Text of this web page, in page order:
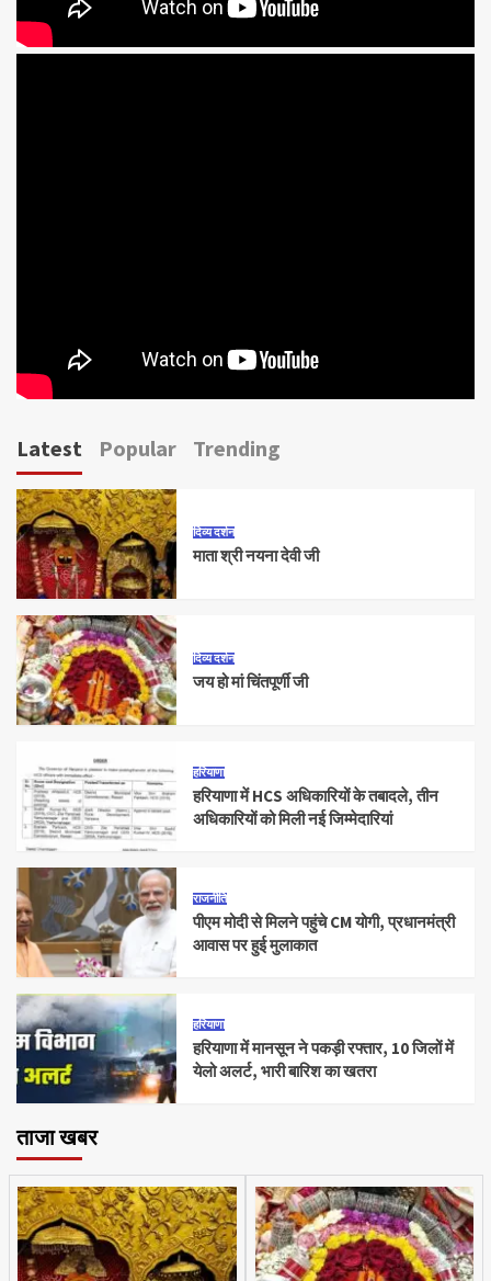
Latest Popular Trending
दिव्य दर्शन
माता श्री नयना देवी जी
दिव्य दर्शन
जय हो मां चिंतपूर्णी जी
हरियाणा
हरियाणा में HCS अधिकारियों के तबादले, तीन
अधिकारियों को मिली नई जिम्मेदारियां
राजनीति
पीएम मोदी से मिलने पहुंचे CM योगी, प्रधानमंत्री
आवास पर हुई मुलाकात
हरियाणा
हरियाणा में मानसून ने पकड़ी रफ्तार, 10 जिलों में
येलो अलर्ट, भारी बारिश का खतरा
ताजा खबर